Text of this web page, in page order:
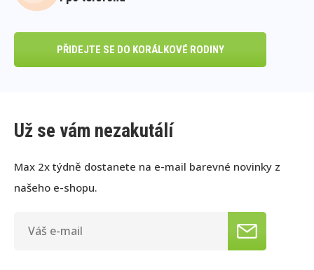
PŘIDEJTE SE DO KORÁLKOVÉ RODINY
Už se vám nezakutálí
Max 2x týdně dostanete na e-mail barevné novinky z
našeho e-shopu.